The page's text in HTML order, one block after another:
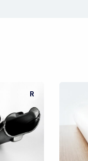
R